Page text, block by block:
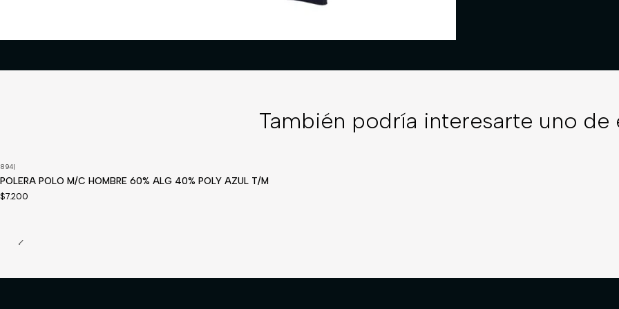
También podría interesarte uno de
894|
POLERA POLO M/C HOMBRE 60% ALG 40% POLY AZUL T/M
$7.200